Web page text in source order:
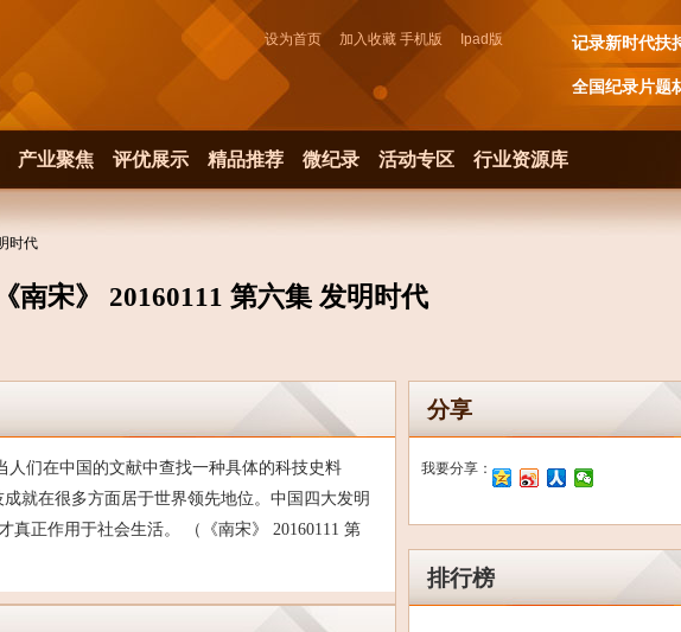
设为首页 加入收藏 手机版 Ipad 版 记录新时代扶
全国纪录片题
产业聚焦 评优展示 精品推荐 微纪录 活动专区 行业资源库
时代
《南宋》 20160111 第六集 发明时代
们在中国的文献中查找一种具体的科技史料
就在很多方面居于世界领先地位。中国四大发明
正作用于社会生活。 （《南宋》 20160111 第
分享
我要分享：
排行榜